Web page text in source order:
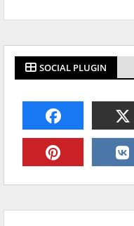
SOCIAL PLUGIN